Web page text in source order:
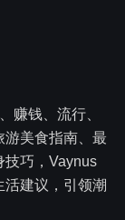
赚钱、流行、
游美食指南、最
技巧，Vaynus
建议，引领潮